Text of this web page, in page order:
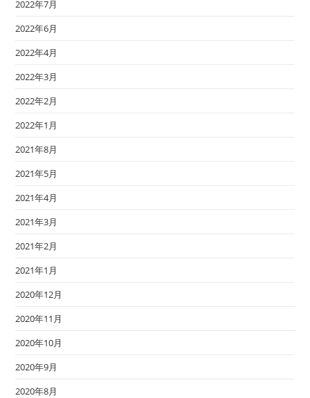
2022年7月
2022年6月
2022年4月
2022年3月
2022年2月
2022年1月
2021年8月
2021年5月
2021年4月
2021年3月
2021年2月
2021年1月
2020年12月
2020年11月
2020年10月
2020年9月
2020年8月